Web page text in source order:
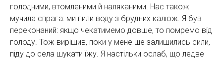
голодними, втомленими й наляканими. Нас також
мучила спрага: ми пили воду з брудних калюж. Я був
переконаний: якщо чекатимемо довше, то помремо від
голоду. Тож вирішив, поки у мене ще залишились сили,
піду до села шукати їжу. Я настільки ослаб, що ледве